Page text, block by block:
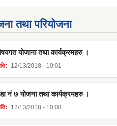
तथा परियाेजना
योजाना तथा कार्यक्रमहरु ।
12/13/2018 - 10:01
नं ७ योजना तथा कार्यक्रमहरु ।
12/13/2018 - 10:00